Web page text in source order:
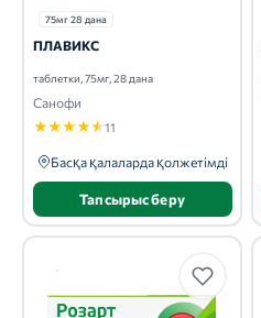
75мг 28 дана
ПЛАВИКС
таблетки, 75мг, 28 дана
Санофи
★★★★★11
Басқа қалаларда қолжетімді
Тапсырыс беру